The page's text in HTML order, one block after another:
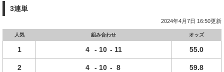
3連単
2024年4月7日 16:50更新
人気 組み合わせ オッズ
1 4 - 10 - 11 55.0
2 4 - 10 - 8 59.8